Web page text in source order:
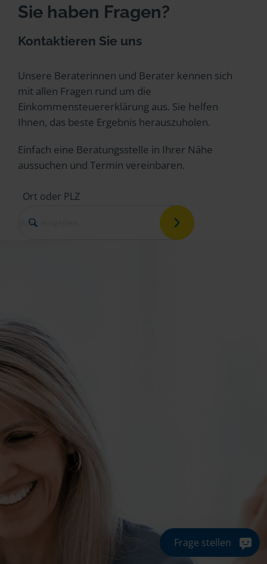
Sie haben Fragen?
Kontaktieren Sie uns
Unsere Beraterinnen und Berater kennen sich
mit allen Fragen rund um die
Einkommensteuererklärung aus. Sie helfen
Ihnen, das beste Ergebnis herauszuholen.
Einfach eine Beratungsstelle in Ihrer Nähe
aussuchen und Termin vereinbaren.
Ort oder PLZ
Frage stellen